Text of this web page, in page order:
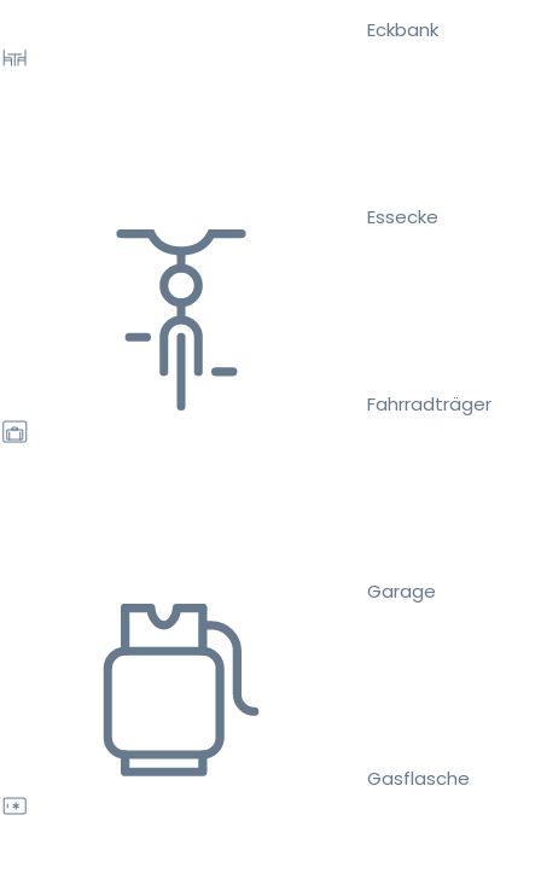
Eckbank
Essecke
Fahrradträger
Garage
Gasflasche